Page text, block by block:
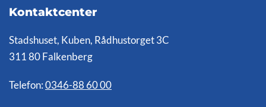
Kontaktcenter
Stadshuset, Kuben, Rådhustorget 3C
311 80 Falkenberg
Telefon: 0346-88 60 00